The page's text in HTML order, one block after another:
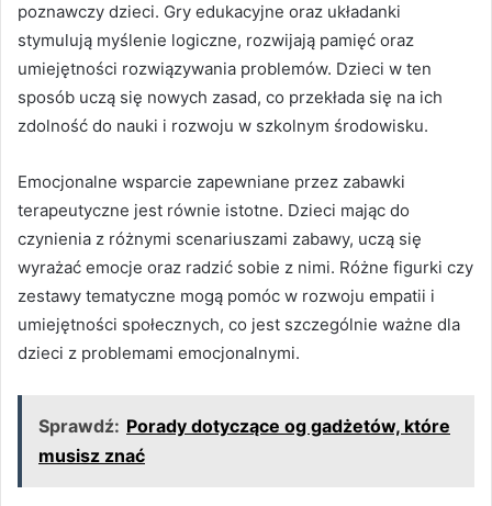
poznawczy dzieci. Gry edukacyjne oraz układanki
stymulują myślenie logiczne, rozwijają pamięć oraz
umiejętności rozwiązywania problemów. Dzieci w ten
sposób uczą się nowych zasad, co przekłada się na ich
zdolność do nauki i rozwoju w szkolnym środowisku.
Emocjonalne wsparcie zapewniane przez zabawki
terapeutyczne jest równie istotne. Dzieci mając do
czynienia z różnymi scenariuszami zabawy, uczą się
wyrażać emocje oraz radzić sobie z nimi. Różne figurki czy
zestawy tematyczne mogą pomóc w rozwoju empatii i
umiejętności społecznych, co jest szczególnie ważne dla
dzieci z problemami emocjonalnymi.
Sprawdź: Porady dotyczące og gadżetów, które
musisz znać